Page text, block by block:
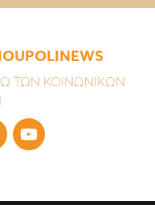
ΤΩΝ ΚΟΙΝΩΝΙΚΩΝ
